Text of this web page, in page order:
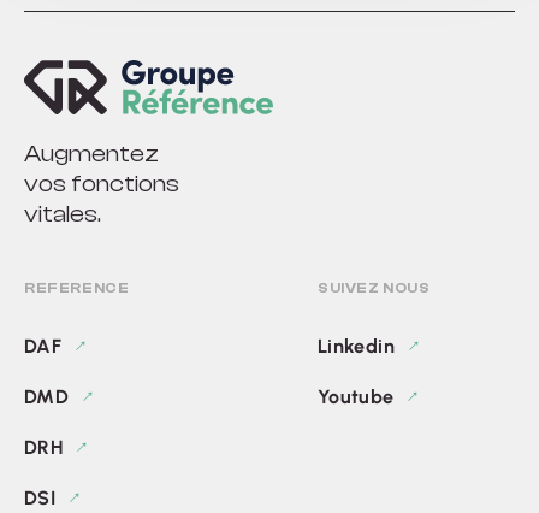
Augmentez
vos fonctions
vitales.
REFERENCE
DAF
DMD
DRH
DSI
SUIVEZ NOUS
Linkedin
Youtube